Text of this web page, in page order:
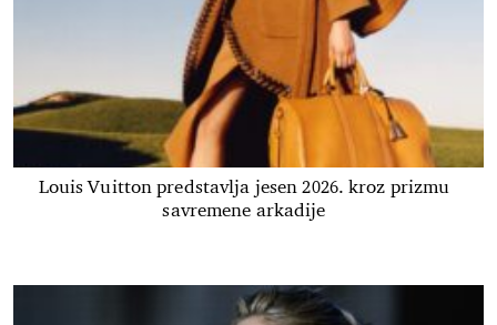
Louis Vuitton predstavlja jesen 2026. kroz prizmu
savremene arkadije